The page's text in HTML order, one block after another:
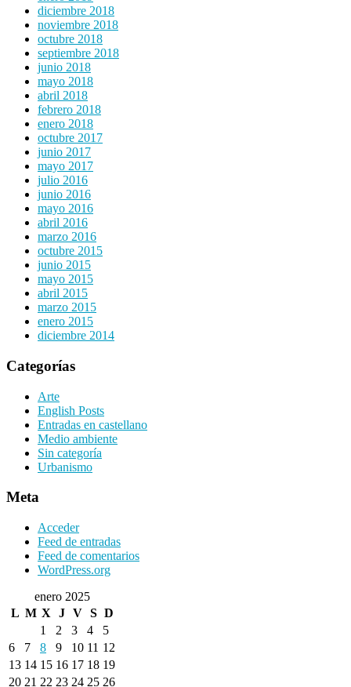
diciembre 2018
noviembre 2018
octubre 2018
septiembre 2018
junio 2018
mayo 2018
abril 2018
febrero 2018
enero 2018
octubre 2017
junio 2017
mayo 2017
julio 2016
junio 2016
mayo 2016
abril 2016
marzo 2016
octubre 2015
junio 2015
mayo 2015
abril 2015
marzo 2015
enero 2015
diciembre 2014
Categorías
Arte
English Posts
Entradas en castellano
Medio ambiente
Sin categoría
Urbanismo
Meta
Acceder
Feed de entradas
Feed de comentarios
WordPress.org
enero 2025
L M X J V S D
1
2 3 4
5
6
7 8 9 10 11 12
13 14 15 16 17 18 19
20 21 22 23 24 25 26